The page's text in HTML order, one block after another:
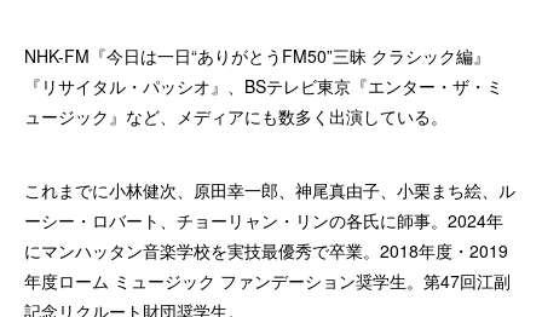
NHK-FM『今日は一日“ありがとうFM50”三昧 クラシック編』
『リサイタル・パッシオ』、BSテレビ東京『エンター・ザ・ミ
ュージック』など、メディアにも数多く出演している。
これまでに小林健次、原田幸一郎、神尾真由子、小栗まち絵、ル
ーシー・ロバート、チョーリャン・リンの各氏に師事。2024年
にマンハッタン音楽学校を実技最優秀で卒業。2018年度・2019
年度ローム ミュージック ファンデーション奨学生。第47回江副
記念リクルート財団奨学生。